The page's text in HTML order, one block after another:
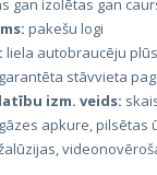
gan izolētas gan
pakešu logi
liela autobraucēju
garantēta stāvvieta
izm. veids:
gāzes apkure, pilsētas